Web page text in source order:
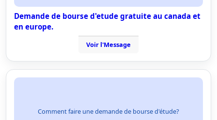
Demande de bourse d'etude gratuite au canada et
en europe.
Voir l'Message
Comment faire une demande de bourse d'étude?